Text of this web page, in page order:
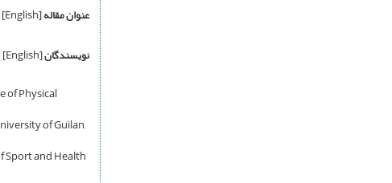
عنوان مقاله[English]
نویسندگان[English]
of Physical
of Guilan,
Sport and Health